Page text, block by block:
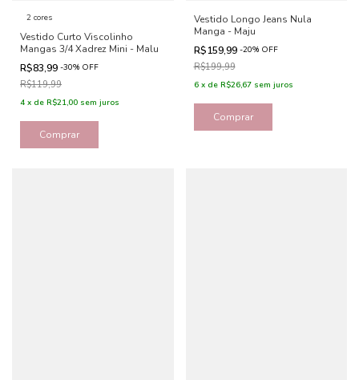
2 cores
Vestido Curto Viscolinho
Mangas 3/4 Xadrez Mini - Malu
R$83,99 -30% OFF
R$119,99
4 x de R$21,00 sem juros
Comprar
Vestido Longo Jeans Nula
Manga - Maju
R$159,99 -20% OFF
R$199,99
6 x de R$26,67 sem juros
Comprar